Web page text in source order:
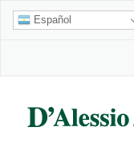
Skip
Español